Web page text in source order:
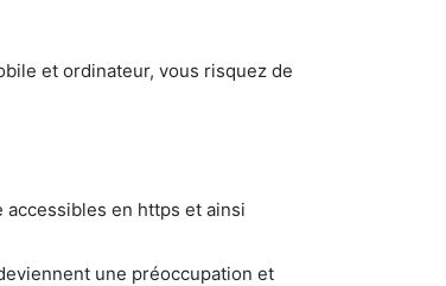
et ordinateur, vous risquez de
en https et ainsi
une préoccupation et